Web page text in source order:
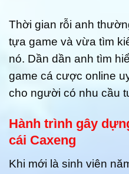
Thời gian rỗi anh
tựa game và vừa tìm
nó. Dần dần anh tìm
game cá cược online
cho người có nhu cầu
Hành trình gây
cái Caxeng
Khi mới là sinh viên